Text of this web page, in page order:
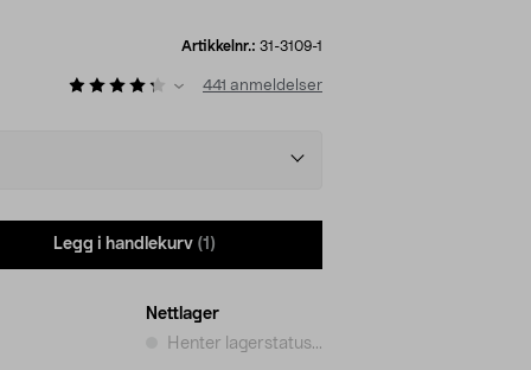
Artikkelnr.: 31-3109-1
441 anmeldelser
Legg i handlekurv (1)
Nettlager
Henter lagerstatus...